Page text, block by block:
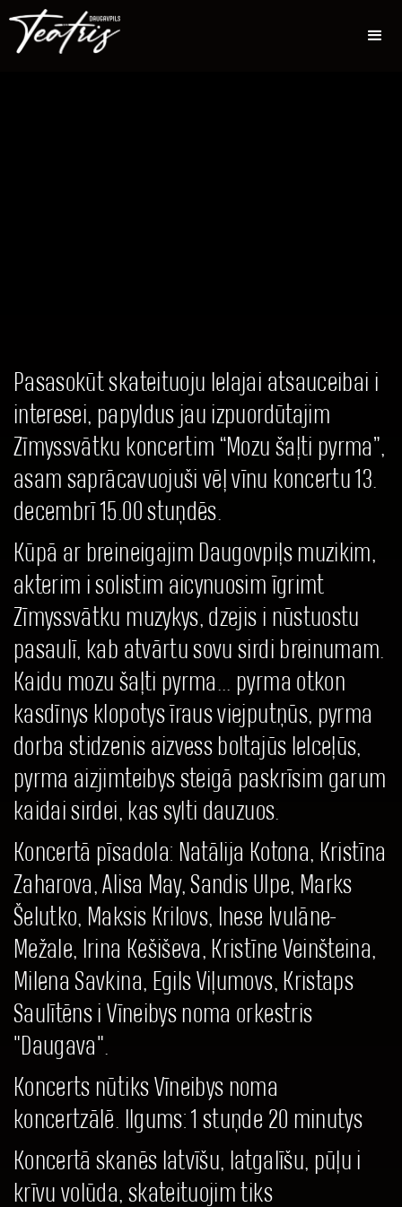
Pasasokūt skateituoju lelajai atsauceibai i
interesei, papyldus jau izpuordūtajim
Zīmyssvātku koncertim “Mozu šaļti pyrma”,
asam saprācavuojuši vēļ vīnu koncertu 13.
decembrī 15.00 stuņdēs.
Kūpā ar breineigajim Daugovpiļs muzikim,
akterim i solistim aicynuosim īgrimt
Zīmyssvātku muzykys, dzejis i nūstuostu
pasaulī, kab atvārtu sovu sirdi breinumam.
Kaidu mozu šaļti pyrma... pyrma otkon
kasdīnys klopotys īraus viejputņūs, pyrma
dorba stidzenis aizvess boltajūs lelceļūs,
pyrma aizjimteibys steigā paskrīsim garum
kaidai sirdei, kas sylti dauzuos.
Koncertā pīsadola: Natālija Kotona, Kristīna
Zaharova, Alisa May, Sandis Ulpe, Marks
Šelutko, Maksis Krilovs, Inese Ivulāne-
Mežale, Irina Kešiševa, Kristīne Veinšteina,
Milena Savkina, Egils Viļumovs, Kristaps
Saulītēns i Vīneibys noma orkestris
"Daugava".
Koncerts nūtiks Vīneibys noma
koncertzālē. Ilgums: 1 stuņde 20 minutys
Koncertā skanēs latvīšu, latgalīšu, pūļu i
krīvu volūda, skateituojim tiks